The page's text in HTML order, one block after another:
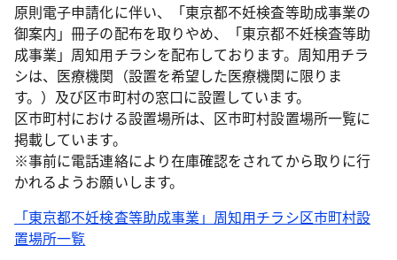
原則電子申請化に伴い、「東京都不妊検査等助成事業の
御案内」冊子の配布を取りやめ、「東京都不妊検査等助
成事業」周知用チラシを配布しております。周知用チラ
シは、医療機関（設置を希望した医療機関に限りま
す。）及び区市町村の窓口に設置しています。
区市町村における設置場所は、区市町村設置場所一覧に
掲載しています。
※事前に電話連絡により在庫確認をされてから取りに行
かれるようお願いします。
「東京都不妊検査等助成事業」周知用チラシ区市町村設
置場所一覧